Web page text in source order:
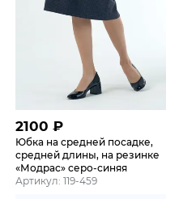
2100 ₽
Юбка на средней посадке,
средней длины, на резинке
«Модрас» серо-синяя
Артикул: 119-459